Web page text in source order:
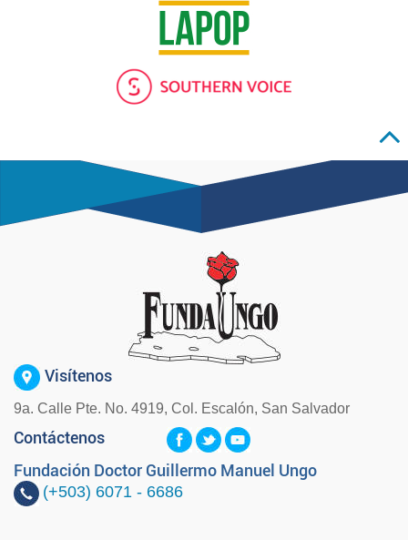
Visítenos
9a. Calle Pte. No. 4919, Col. Escalón, San Salvador
Contáctenos
Fundación Doctor Guillermo Manuel Ungo
(+503) 6071 - 6686